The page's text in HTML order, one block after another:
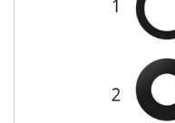
Thay pin
Pin iPhone
Pin Realme